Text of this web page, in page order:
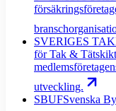
SVERIGES
för Tak &
utveckling.
SBUFSvenska